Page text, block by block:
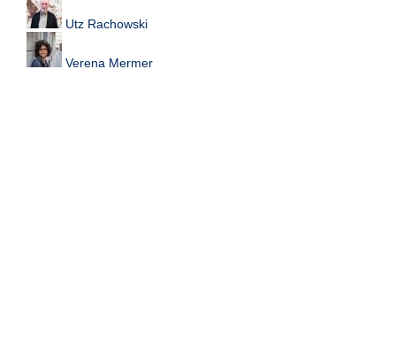
Utz Rachowski
Verena Mermer